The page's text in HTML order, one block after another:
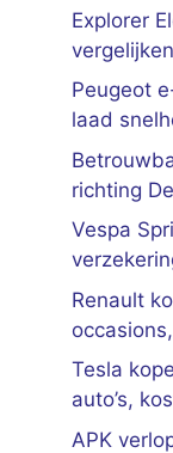
Explorer
vergelijken
Peugeot
laad
richting
Vespa
Renault
Tesla
auto’s,
APK